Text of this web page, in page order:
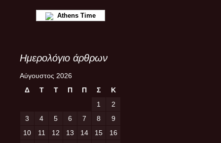
Athens Time
Ημερολόγιο άρθρων
Αύγουστος 2026
Δ
Τ Τ Π Π Σ
Κ
1
2
3
4 5 6 7 8
9
10
11 12 13 14 15 16